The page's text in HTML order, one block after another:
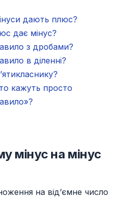
дають плюс?
дає мінус?
з дробами?
в діленні?
кажуть просто
мінус на мінус
на від’ємне число